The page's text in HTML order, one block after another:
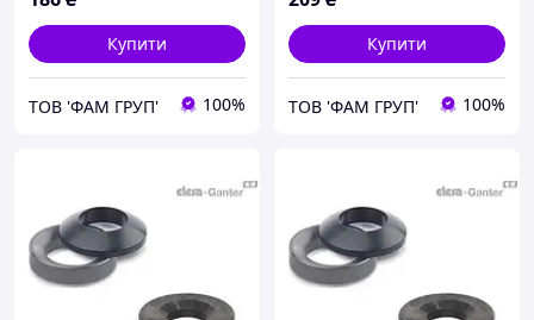
Купити
ТОВ 'ФАМ ГРУП' 100%
Купити
ТОВ 'ФАМ ГРУП' 100%